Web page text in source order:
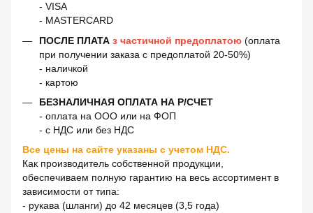
- VISA
- MASTERCARD
ПОСЛЕ ПЛАТА з частичной предоплатою (оплата
при получении заказа с предоплатой 20-50%)
- наличкой
- картою
БЕЗНАЛИЧНАЯ ОПЛАТА НА Р/СЧЕТ
- оплата на ООО или на ФОП
- с НДС или без НДС
Все цены на сайте указаны с учетом НДС.
Как производитель собственной продукции,
обеспечиваем полную гарантию на весь ассортимент в
зависимости от типа:
- рукава (шланги) до 42 месяцев (3,5 года)